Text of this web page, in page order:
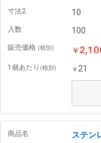
寸法2 10
入数 100
販売価格 (税別) ￥
1個あたり (税別) ￥21
商品名 ステン